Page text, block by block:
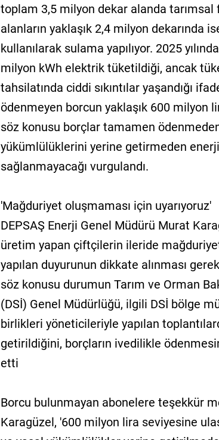
toplam 3,5 milyon dekar alanda tarımsal
alanların yaklaşık 2,4 milyon dekarında
kullanılarak sulama yapılıyor. 2025
milyon kWh elektrik tüketildiği, ancak
tahsilatında ciddi sıkıntılar yaşandığı
ödenmeyen borcun yaklaşık 600 milyon
söz konusu borçlar tamamen
yükümlülüklerini yerine getirmeden enerji
sağlanmayacağı vurgulandı.
'Mağduriyet oluşmaması için uyarıyoruz'
DEPSAŞ Enerji Genel Müdürü Murat
üretim yapan çiftçilerin ileride
yapılan duyurunun dikkate alınması
söz konusu durumun Tarım ve Orman
(DSİ) Genel Müdürlüğü, ilgili DSİ bölge
birlikleri yöneticileriyle yapılan
getirildiğini, borçların ivedilikle
etti
Borcu bulunmayan abonelere teşekkür
Karagüzel, '600 milyon lira seviyesine